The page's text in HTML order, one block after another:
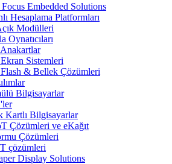
Embedded Solutions
Hesaplama Platformları
Modülleri
Oynatıcıları
Sistemleri
& Bellek Çözümleri
Bilgisayarlar
Kartlı Bilgisayarlar
Çözümleri ve eKağıt
Çözümleri
çözümleri
Display Solutions